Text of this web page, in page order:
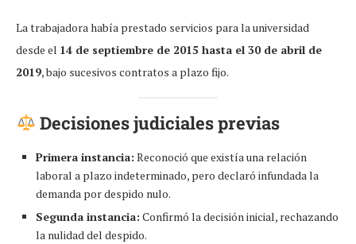
La trabajadora había prestado servicios para la universidad
desde el 14 de septiembre de 2015 hasta el 30 de abril de
2019, bajo sucesivos contratos a plazo fijo.
Decisiones judiciales previas
Primera instancia: Reconoció que existía una relación
laboral a plazo indeterminado, pero declaró infundada la
demanda por despido nulo.
Segunda instancia: Confirmó la decisión inicial, rechazando
la nulidad del despido.